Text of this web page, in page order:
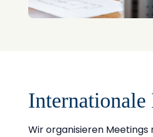
Internationale
Wir organisieren